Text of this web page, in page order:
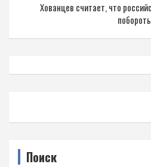
Хованцев считает, что
Поиск